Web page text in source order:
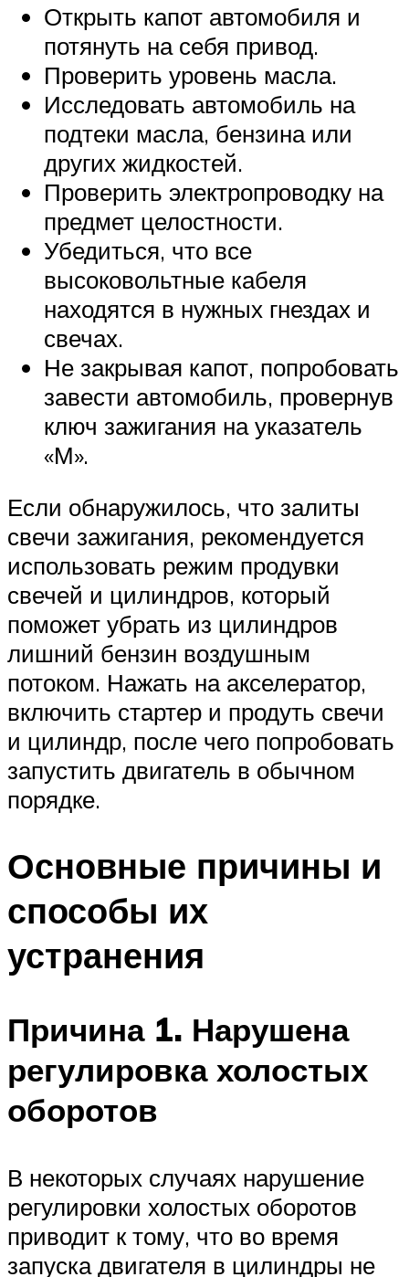
Открыть капот автомобиля и
потянуть на себя привод.
Проверить уровень масла.
Исследовать автомобиль на
подтеки масла, бензина или
других жидкостей.
Проверить электропроводку на
предмет целостности.
Убедиться, что все
высоковольтные кабеля
находятся в нужных гнездах и
свечах.
Не закрывая капот, попробовать
завести автомобиль, провернув
ключ зажигания на указатель
«М».
Если обнаружилось, что залиты
свечи зажигания, рекомендуется
использовать режим продувки
свечей и цилиндров, который
поможет убрать из цилиндров
лишний бензин воздушным
потоком. Нажать на акселератор,
включить стартер и продуть свечи
и цилиндр, после чего попробовать
запустить двигатель в обычном
порядке.
Основные причины и
способы их
устранения
Причина 1. Нарушена
регулировка холостых
оборотов
В некоторых случаях нарушение
регулировки холостых оборотов
приводит к тому, что во время
запуска двигателя в цилиндры не